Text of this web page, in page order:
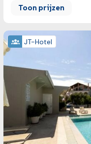
Toon prijzen
JT-Hotel
Bekijk reis